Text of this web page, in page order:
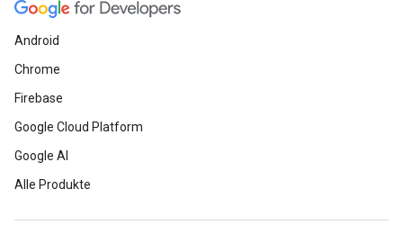
Android
Chrome
Firebase
Google Cloud Platform
Google AI
Alle Produkte